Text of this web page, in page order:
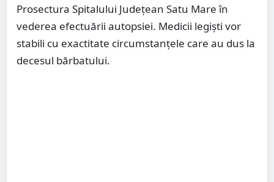
Prosectura Spitalului Județean Satu Mare în
vederea efectuării autopsiei. Medicii legiști vor
stabili cu exactitate circumstanțele care au dus la
decesul bărbatului.